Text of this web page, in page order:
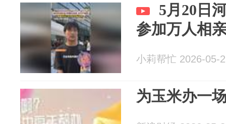
5月20日
参加万人相
小莉帮忙 2026-05-
为玉米办一